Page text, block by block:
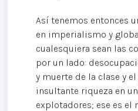
Así tenemos entonces
en imperialismo y
cualesquiera sean las
por un lado:
y muerte de la clase y
insultante riqueza en
explotadores; ese es